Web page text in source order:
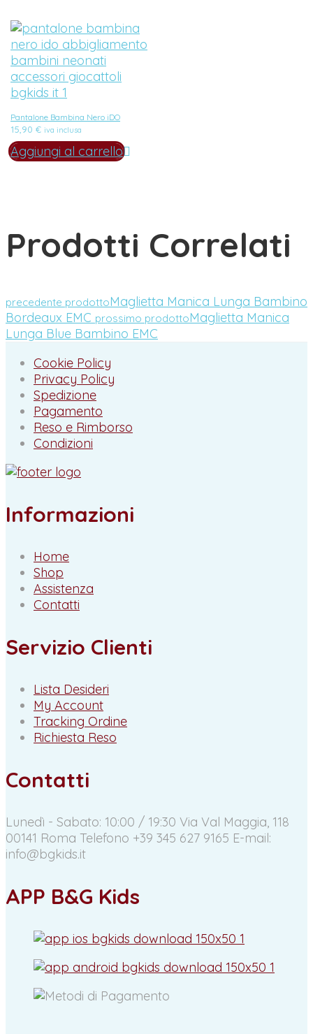
Pantalone Bambina Nero iDO
15,90 € iva inclusa
Aggiungi al carrello
Prodotti Correlati
precedente prodottoMaglietta Manica Lunga Bambino
Bordeaux EMC prossimo prodottoMaglietta Manica
Lunga Blue Bambino EMC
Cookie Policy
Privacy Policy
Spedizione
Pagamento
Reso e Rimborso
Condizioni
Informazioni
Home
Shop
Assistenza
Contatti
Servizio Clienti
Lista Desideri
My Account
Tracking Ordine
Richiesta Reso
Contatti
Lunedì - Sabato: 10:00 / 19:30 Via Val Maggia, 118
00141 Roma Telefono +39 345 627 9165 E-mail:
info@bgkids.it
APP B&G Kids